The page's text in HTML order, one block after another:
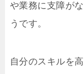
や業務に支障が
うです。
自分のスキルを